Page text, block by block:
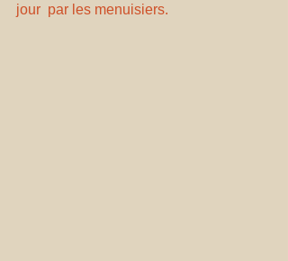
jour  par les menuisiers.